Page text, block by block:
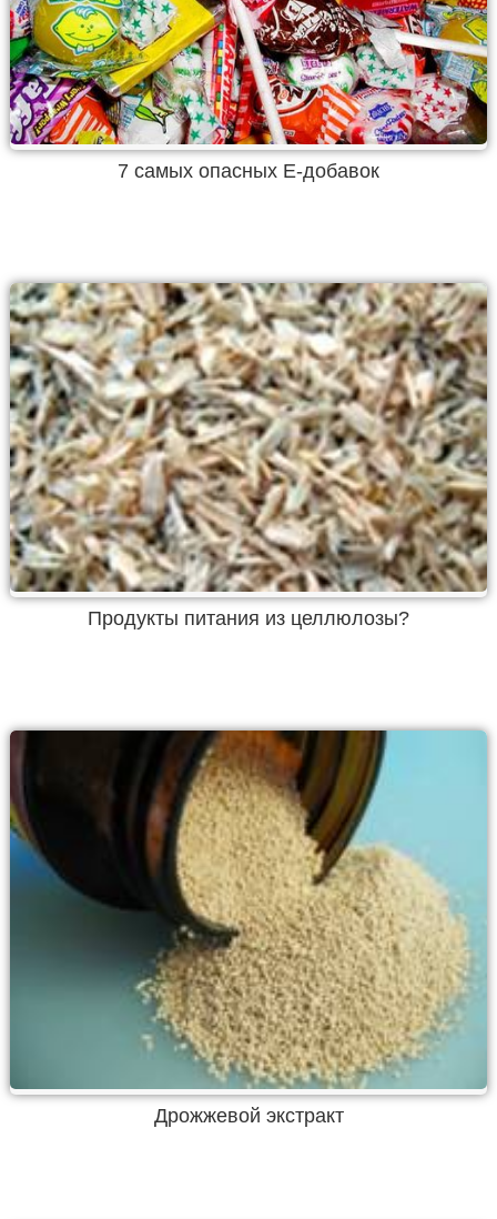
7 самых опасных Е-добавок
Продукты питания из целлюлозы?
Дрожжевой экстракт